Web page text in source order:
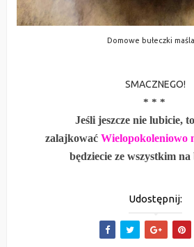
Domowe bułeczki
SMACZNEGO!
* * *
Jeśli jeszcze nie lubicie,
zalajkowaćWielopokoleniowo
będziecie ze wszystkim na
Udostępnij: